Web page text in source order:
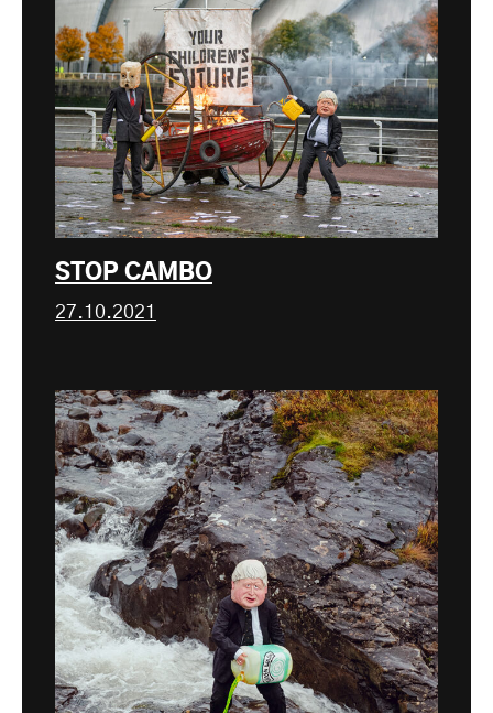
STOP CAMBO
27.10.2021